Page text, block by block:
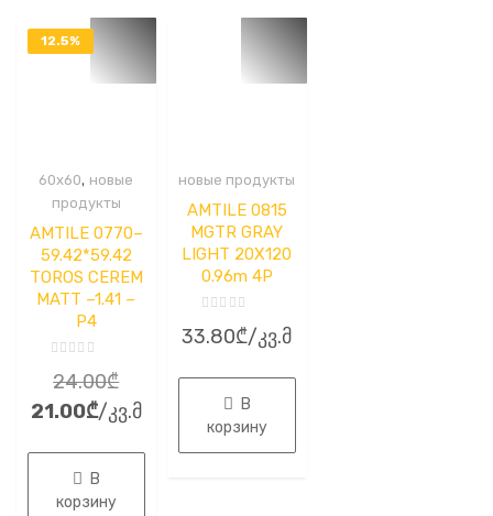
12.5%
60x60, новые
продукты
AMTILE 0770–
59.42*59.42
TOROS CEREM
MATT –1.41 –
P4
0
5
24.00₾Первоначальная
цена
составляла
21.00₾Текущая
21.00₾.
/კვ.მ
В
корзину
новые продукты
AMTILE 0815
MGTR GRAY
LIGHT 20X120
0.96m 4P
0
33.80₾/კვ.მ
В
корзину